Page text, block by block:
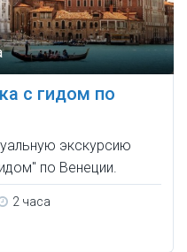
с гидом по
экскурсию
по Венеции.
2 часа